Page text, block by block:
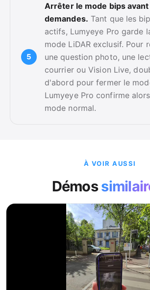
Arrêter le mode bips
demandes. Tant que les
actifs, Lumyeye Pro garde
mode LiDAR exclusif. Pour
une question photo, une
courrier ou Vision Live,
d'abord pour fermer le
Lumyeye Pro confirme
mode normal.
À VOIR AUSSI
Démos